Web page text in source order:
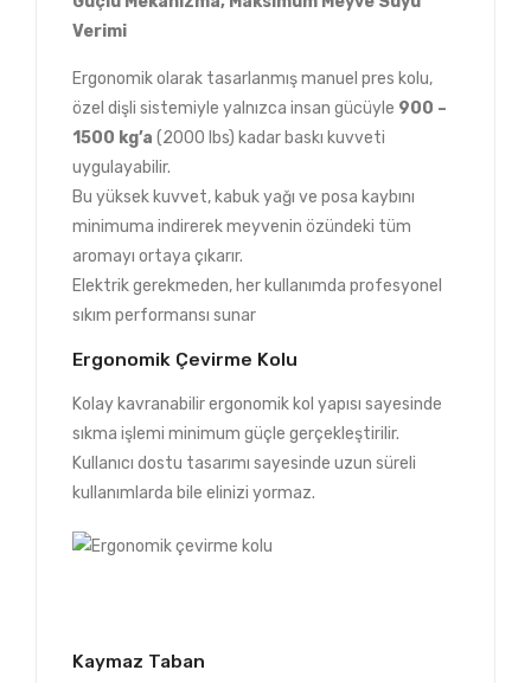
Verimi
Ergonomik olarak tasarlanmış manuel pres kolu,
özel dişli sistemiyle yalnızca insan gücüyle 900 –
1500 kg’a (2000 lbs) kadar baskı kuvveti
uygulayabilir.
Bu yüksek kuvvet, kabuk yağı ve posa kaybını
minimuma indirerek meyvenin özündeki tüm
aromayı ortaya çıkarır.
Elektrik gerekmeden, her kullanımda profesyonel
sıkım performansı sunar
Ergonomik Çevirme Kolu
Kolay kavranabilir ergonomik kol yapısı sayesinde
sıkma işlemi minimum güçle gerçekleştirilir.
Kullanıcı dostu tasarımı sayesinde uzun süreli
kullanımlarda bile elinizi yormaz.
Kaymaz Taban